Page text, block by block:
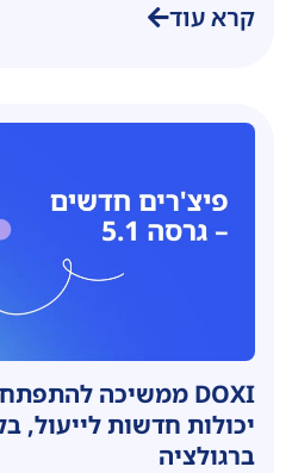
קרא עוד
יכולות חדשות לייעול,
ברגולציה